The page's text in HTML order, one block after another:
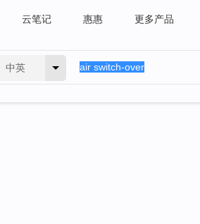
云笔记 惠惠 更多产品
中英